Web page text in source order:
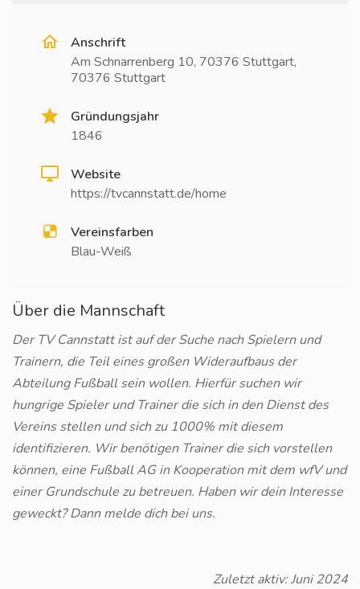
Anschrift
Am Schnarrenberg 10, 70376 Stuttgart,
70376 Stuttgart
Gründungsjahr
1846
Website
https://tvcannstatt.de/home
Vereinsfarben
Blau-Weiß
Über die Mannschaft
Der TV Cannstatt ist auf der Suche nach Spielern und
Trainern, die Teil eines großen Wideraufbaus der
Abteilung Fußball sein wollen. Hierfür suchen wir
hungrige Spieler und Trainer die sich in den Dienst des
Vereins stellen und sich zu 1000% mit diesem
identifizieren. Wir benötigen Trainer die sich vorstellen
können, eine Fußball AG in Kooperation mit dem wfV und
einer Grundschule zu betreuen. Haben wir dein Interesse
geweckt? Dann melde dich bei uns.
Zuletzt aktiv: Juni 2024